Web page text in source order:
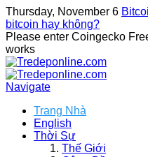
Thursday, November 6
bitcoin hay không?
Please enter Coingecko
works
Navigate
Trang Nhà
English
Thời Sự
Thế Giới